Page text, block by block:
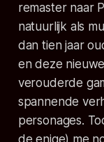
remaster naar
natuurlijk als
dan tien jaar
en deze
verouderde
spannende
personages.